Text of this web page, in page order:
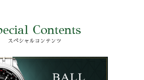
Contents
スペシャルコンテンツ